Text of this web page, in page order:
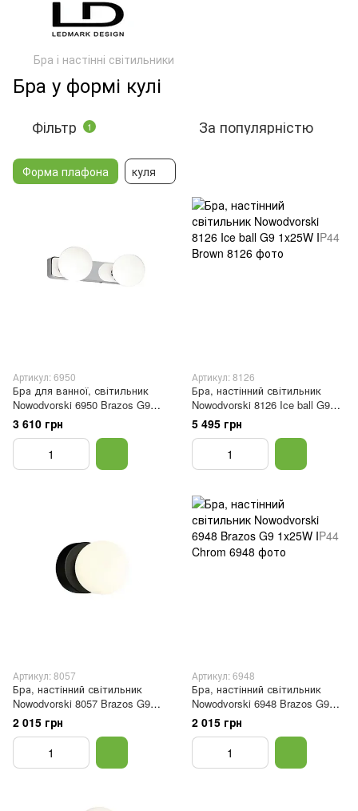
Бра і настінні світильники
Бра у формі кулі
Фільтр 1 За популярністю
Форма плафона куля
Артикул: 6950
Бра для ванної, світильник
Nowodvorski 6950 Brazos G9
2x25W IP44 Chrom
3 610 грн
Артикул: 8126
Бра, настінний світильник
Nowodvorski 8126 Ice ball G9
1x25W IP44 Brown
5 495 грн
Артикул: 8057
Бра, настінний світильник
Nowodvorski 8057 Brazos G9
1x25W IP44 Bl
2 015 грн
Артикул: 6948
Бра, настінний світильник
Nowodvorski 6948 Brazos G9
1x25W IP44 Chrom
2 015 грн